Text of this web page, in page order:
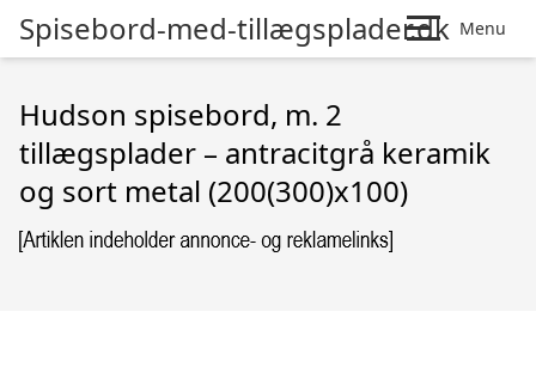
Spisebord-med-tillægsplader.dk Menu
Hudson spisebord, m. 2
tillægsplader – antracitgrå keramik
og sort metal (200(300)x100)